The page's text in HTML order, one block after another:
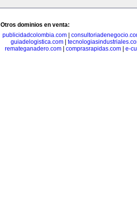
Otros dominios en venta:
publicidadcolombia.com|
guiadelogistica.com|
remateganadero.com
comprasrapidas.com e-